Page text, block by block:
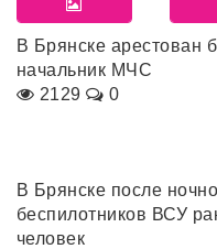
В Брянске арестован
начальник МЧС
2129
0
В Брянске после
беспилотников ВСУ
человек